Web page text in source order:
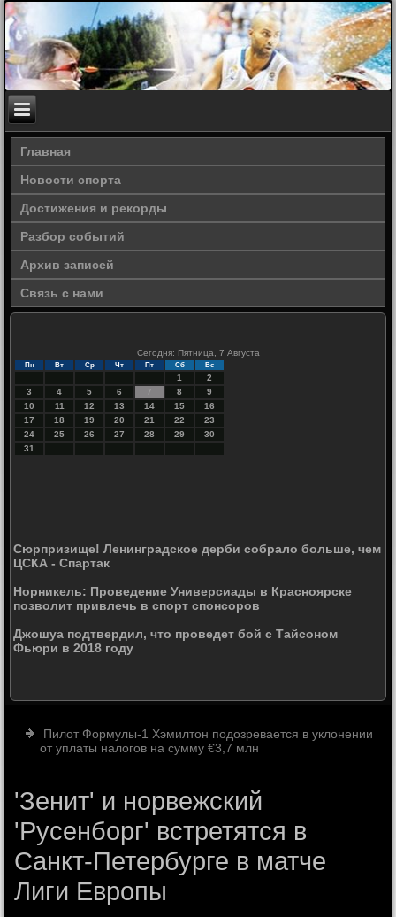
Главная
Новости спорта
Достижения и рекорды
Разбор событий
Архив записей
Связь с нами
Сегодня: Пятница, 7 Августа
Пн Вт Ср Чт Пт Сб Вс
1
2
3
4 5 6 7 8
9
10
11 12 13 14 15
16
17
18 19 20 21 22
23
24
25 26 27 28 29
30
31
Сюрпризище! Ленинградское дерби собрало больше, чем
ЦСКА - Спартак
Норникель: Проведение Универсиады в Красноярске
позволит привлечь в спорт спонсоров
Джошуа подтвердил, что проведет бой с Тайсоном
Фьюри в 2018 году
Пилот Формулы-1 Хэмилтон подозревается в уклонении
от уплаты налогов на сумму €3,7 млн
'Зенит' и норвежский
'Русенборг' встретятся в
Санкт-Петербурге в матче
Лиги Европы